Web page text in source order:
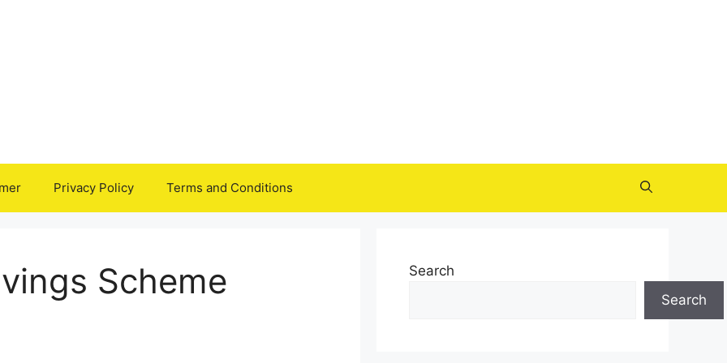
Privacy Policy Terms and Conditions
Scheme
Search
Search